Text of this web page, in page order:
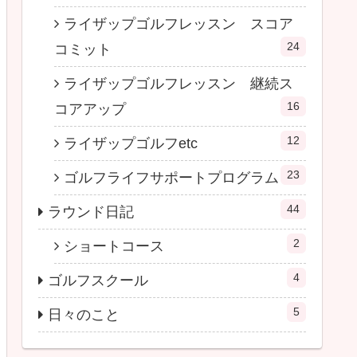
ライザップゴルフレッスン スコア
コミット
24
ライザップゴルフレッスン 継続ス
コアアップ
16
ライザップゴルフetc 12
ゴルフライフサポートプログラム 23
ラウンド日記 44
ショートコース 2
ゴルフスクール 4
日々のこと 5